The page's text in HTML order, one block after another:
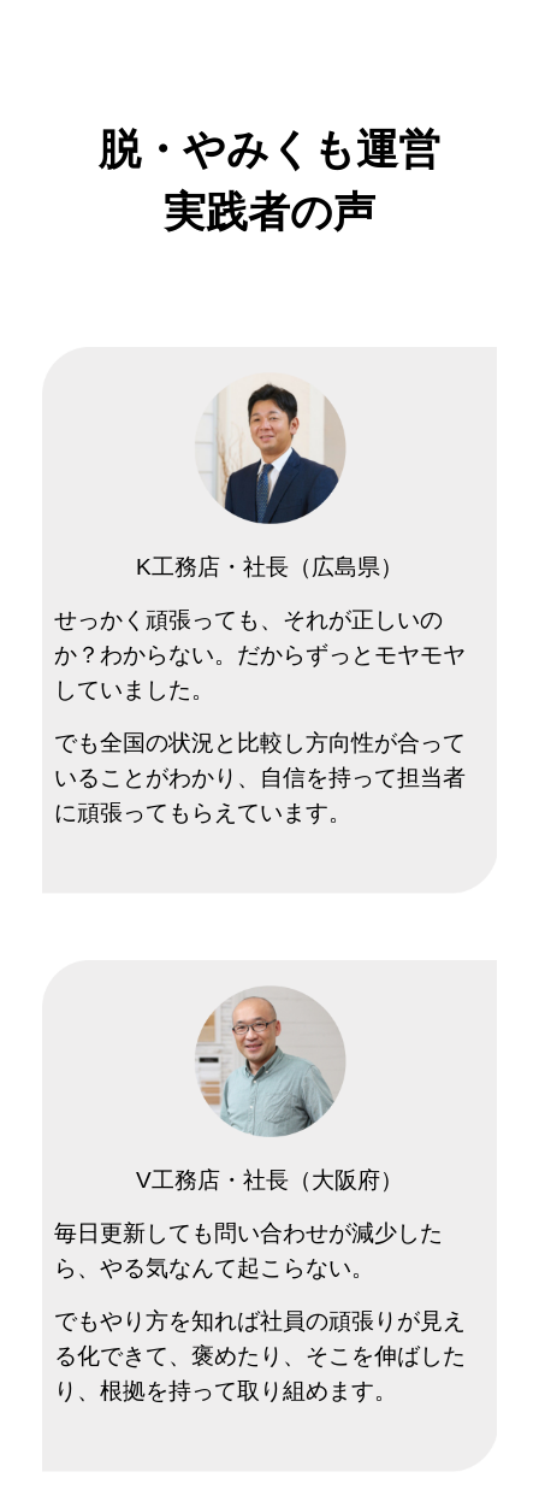
脱・やみくも運営
実践者の声
K工務店・社長（広島県）
せっかく頑張っても、それが正しいの
か？わからない。だからずっとモヤモヤ
していました。
でも全国の状況と比較し方向性が合って
いることがわかり、自信を持って担当者
に頑張ってもらえています。
V工務店・社長（大阪府）
毎日更新しても問い合わせが減少した
ら、やる気なんて起こらない。
でもやり方を知れば社員の頑張りが見え
る化できて、褒めたり、そこを伸ばした
り、根拠を持って取り組めます。